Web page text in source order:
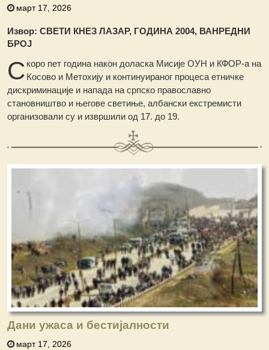
март 17, 2026
Извор: СВЕТИ КНЕЗ ЛАЗАР, ГОДИНА 2004, ВАНРЕДНИ
БРОЈ
С коро пет година након доласка Мисије ОУН и КФОР-а на
Косово и Метохију и континуираног процеса етничке
дискриминације и напада на српско православно
становништво и његове светиње, албански екстремисти
организовали су и извршили од 17. до 19.
Дани ужаса и бестијалности
март 17, 2026